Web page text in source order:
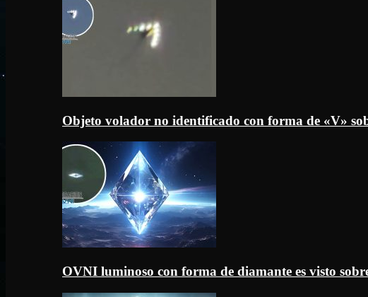
Objeto volador no identificado con forma de «V»
OVNI luminoso con forma de diamante es visto